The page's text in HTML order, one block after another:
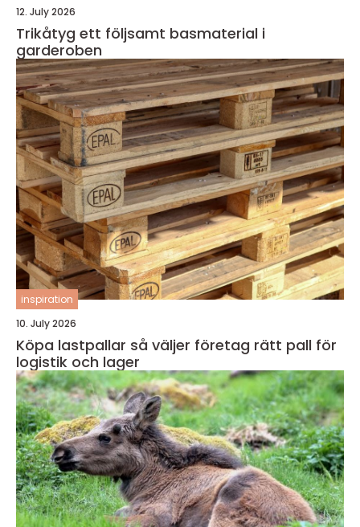
12. July 2026
Trikåtyg ett följsamt basmaterial i
garderoben
inspiration
10. July 2026
Köpa lastpallar så väljer företag rätt pall för
logistik och lager